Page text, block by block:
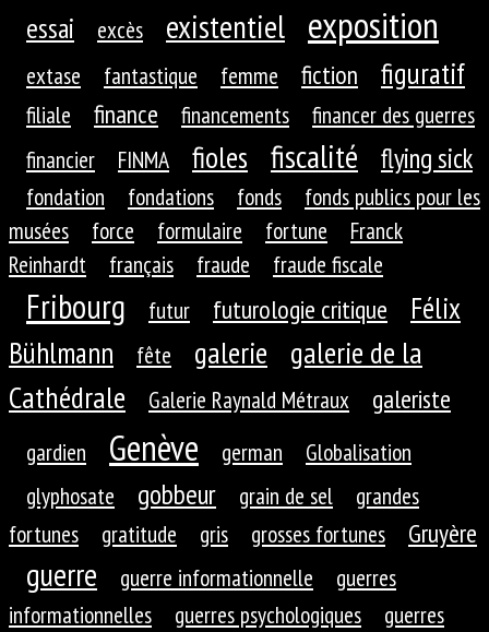
essai excès existentiel exposition
extase fantastique femme fiction figuratif
filiale finance financements
financer des guerres
financier
FINMA fioles fiscalité flying sick
fondation fondations fonds
fonds publics pour les
musées
force formulaire fortune
Franck
Reinhardt
français fraude fraude fiscale
Fribourg futur futurologie critique
Félix
Bühlmann
fête galerie
galerie de la
Cathédrale
Galerie Raynald Métraux galeriste
gardien Genève german
Globalisation
glyphosate
gobbeur grain de sel
grandes
fortunes
gratitude gris grosses fortunes Gruyère
guerre guerre informationnelle
guerres
informationnelles
guerres psychologiques
guerres